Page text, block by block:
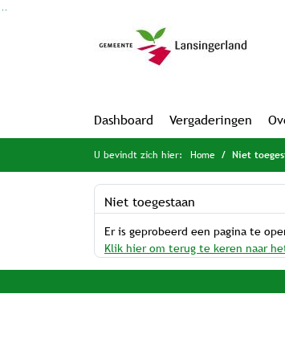
Dashboard Vergaderingen
U bevindt zich hier: Home Niet
Niet toegestaan
Er is geprobeerd een pagina te
Klik hier om terug te keren naar